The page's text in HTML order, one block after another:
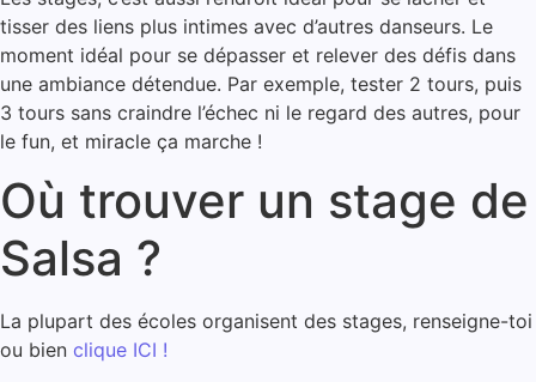
tisser des liens plus intimes avec d’autres danseurs. Le
moment idéal pour se dépasser et relever des défis dans
une ambiance détendue. Par exemple, tester 2 tours, puis
3 tours sans craindre l’échec ni le regard des autres, pour
le fun, et miracle ça marche !
Où trouver un stage de
Salsa ?
La plupart des écoles organisent des stages, renseigne-toi
ou bien clique ICI !